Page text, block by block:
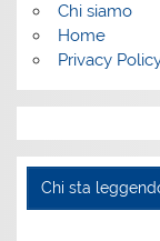
Chi siamo
Home
Privacy
Chi sta